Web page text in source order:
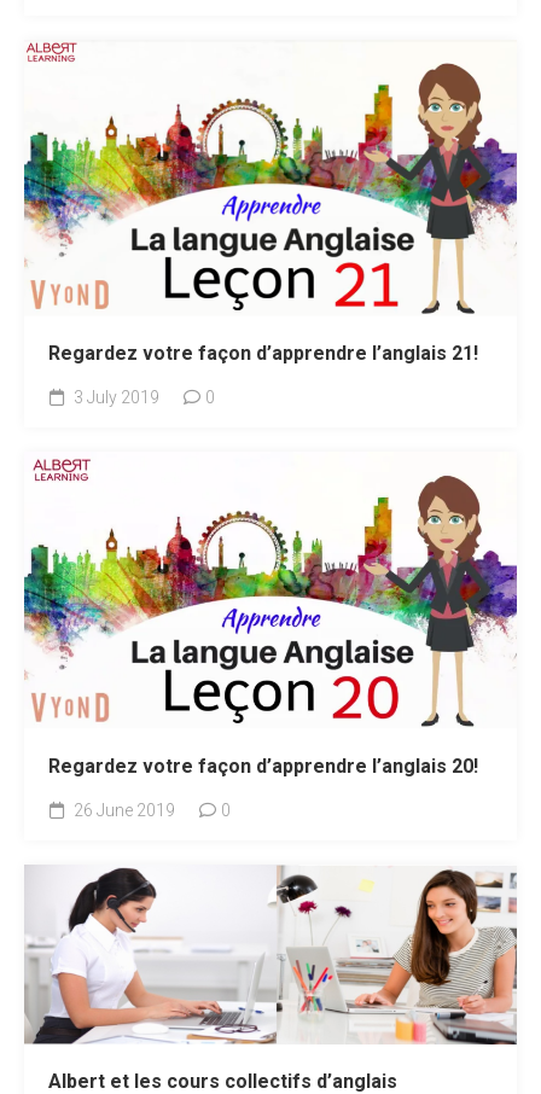
Regardez votre façon d’apprendre l’anglais 21!
3 July 2019 0
Regardez votre façon d’apprendre l’anglais 20!
26 June 2019 0
Albert et les cours collectifs d’anglais